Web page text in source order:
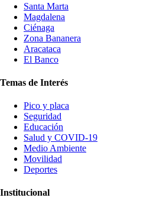
Santa Marta
Magdalena
Ciénaga
Zona Bananera
Aracataca
El Banco
Temas de Interés
Pico y placa
Seguridad
Educación
Salud y COVID-19
Medio Ambiente
Movilidad
Deportes
Institucional